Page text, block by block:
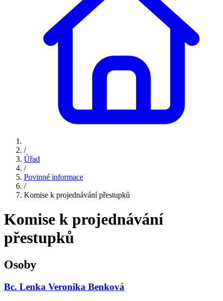
/
Úřad
/
Povinné informace
/
Komise k projednávání přestupků
Komise k projednávání
přestupků
Osoby
Bc. Lenka Veronika Benková